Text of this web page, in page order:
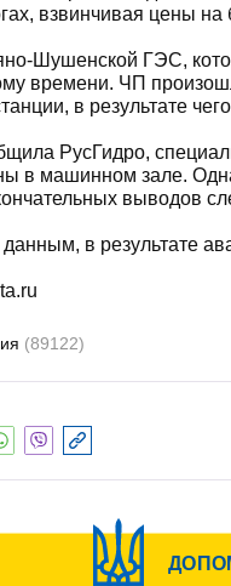
взвинчивая цены
Шушенской ГЭС,
времени. ЧП
в результате
РусГидро,
в машинном зале.
выводов
в результате
(89122)